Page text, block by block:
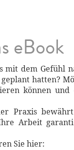
eBook
mit dem Gefühl
hatten?
können und
Praxis
Arbeit
Sie hier: